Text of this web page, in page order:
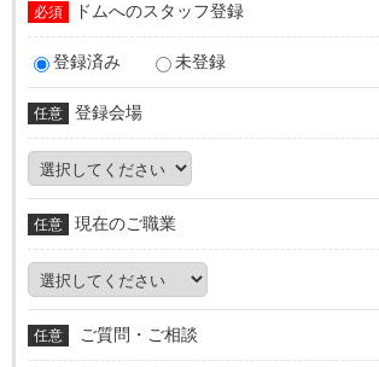
必須 ドムへのスタッフ登録
登録済み 未登録
任意 登録会場
任意 現在のご職業
任意 ご質問・ご相談